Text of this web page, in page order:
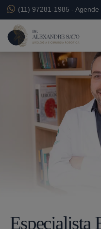
(11) 97281-1985 - Agende
Especialista